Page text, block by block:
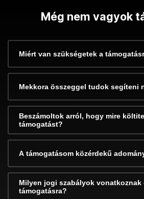
Még nem vagyok
Miért van szükségetek a
Mekkora összeggel tudok segíteni
Beszámoltok arról, hogy mire
támogatást?
A támogatásom közérdekű
Milyen jogi szabályok vonatkoznak
támogatásra?